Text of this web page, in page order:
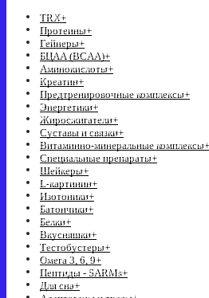
TRX+
Протеины+
Гейнеры+
БЦАА (BCAA)+
Аминокислоты+
Креатин+
Предтренировочные комплексы+
Энергетики+
Жиросжигатели+
Суставы и связки+
Витаминно-минеральные комплексы+
Специальные препараты+
Шейкеры+
L-картинин+
Изотоники+
Батончики+
Белки+
Вкусняшки+
Тестобустеры+
Омега 3, 6, 9+
Пептиды - SARMs+
Для сна+